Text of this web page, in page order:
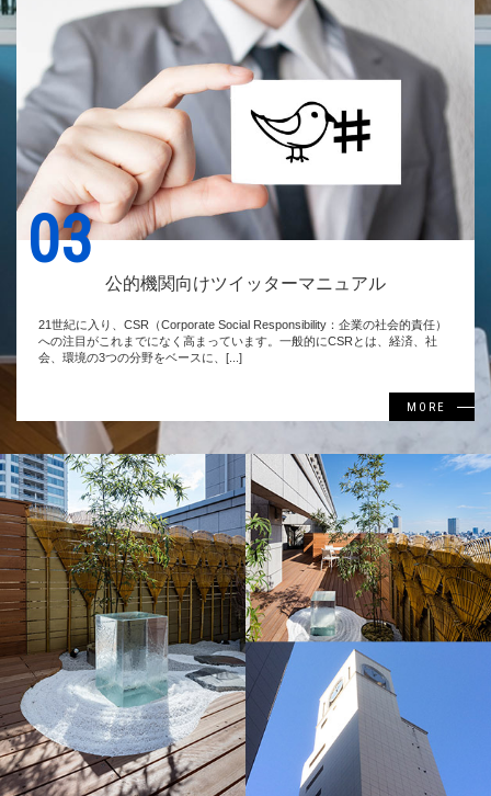
03
公的機関向けツイッターマニュアル
21世紀に入り、CSR（Corporate Social Responsibility：企業の社会的責任）
への注目がこれまでになく高まっています。一般的にCSRとは、経済、社
会、環境の3つの分野をベースに、[...]
MORE